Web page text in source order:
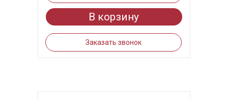
В корзину
Заказать звонок